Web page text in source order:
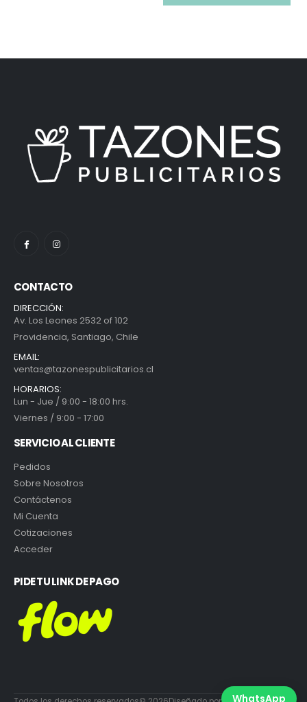
CONTACTO
DIRECCIÓN:
Av. Los Leones 2532 of 102
Providencia, Santiago, Chile
EMAIL:
ventas@tazonespublicitarios.cl
HORARIOS:
Lun - Jue / 9:00 - 18:00 hrs.
Viernes / 9:00 - 17:00
SERVICIO AL CLIENTE
Pedidos
Sobre Nosotros
Contáctenos
Mi Cuenta
Cotizaciones
Acceder
PIDE TU LINK DE PAGO
WhatsApp